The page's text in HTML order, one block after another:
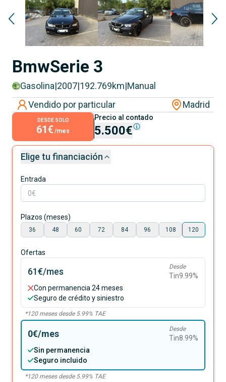
BmwSerie 3
Gasolina|2007|192.769km|Manual
Vendido por particular
Madrid
DESDE SOLO
61€ /mes
Precio al contado
5.500€
Elige tu financiación
Entrada
Plazos (meses)
36 48 60 72 84 96 108 120
Ofertas
61€/mes Desde
Tin9.99%
Con permanencia 24 meses
Seguro de crédito y siniestro
*120meses desde 5.99% TAE
0€/mes Desde
Tin8.99%
Sin permanencia
Seguro incluido
*120meses desde 5.99% TAE